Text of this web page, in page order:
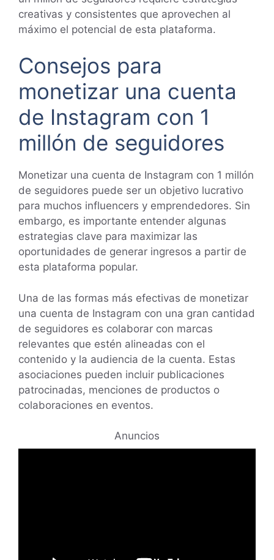
creativas y consistentes que aprovechen al
máximo el potencial de esta plataforma.
Consejos para
monetizar una cuenta
de Instagram con 1
millón de seguidores
Monetizar una cuenta de Instagram con 1 millón
de seguidores puede ser un objetivo lucrativo
para muchos influencers y emprendedores. Sin
embargo, es importante entender algunas
estrategias clave para maximizar las
oportunidades de generar ingresos a partir de
esta plataforma popular.
Una de las formas más efectivas de monetizar
una cuenta de Instagram con una gran cantidad
de seguidores es colaborar con marcas
relevantes que estén alineadas con el
contenido y la audiencia de la cuenta. Estas
asociaciones pueden incluir publicaciones
patrocinadas, menciones de productos o
colaboraciones en eventos.
Anuncios